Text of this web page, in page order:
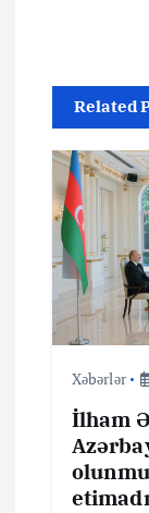
s
y
a
s
Related
Xəbərlər
İlham